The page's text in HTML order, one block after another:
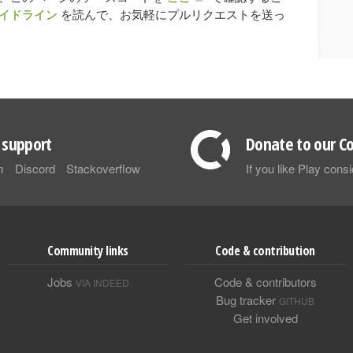
ドライン を読んで、お気軽にプルリクエストを送っ
Discord Stackoverflow
Donate to our
If you like Play
Community links
Jobs VIA INDEED
Code & contribution
Code & contributors
Bug tracker GITHUB
Get involved